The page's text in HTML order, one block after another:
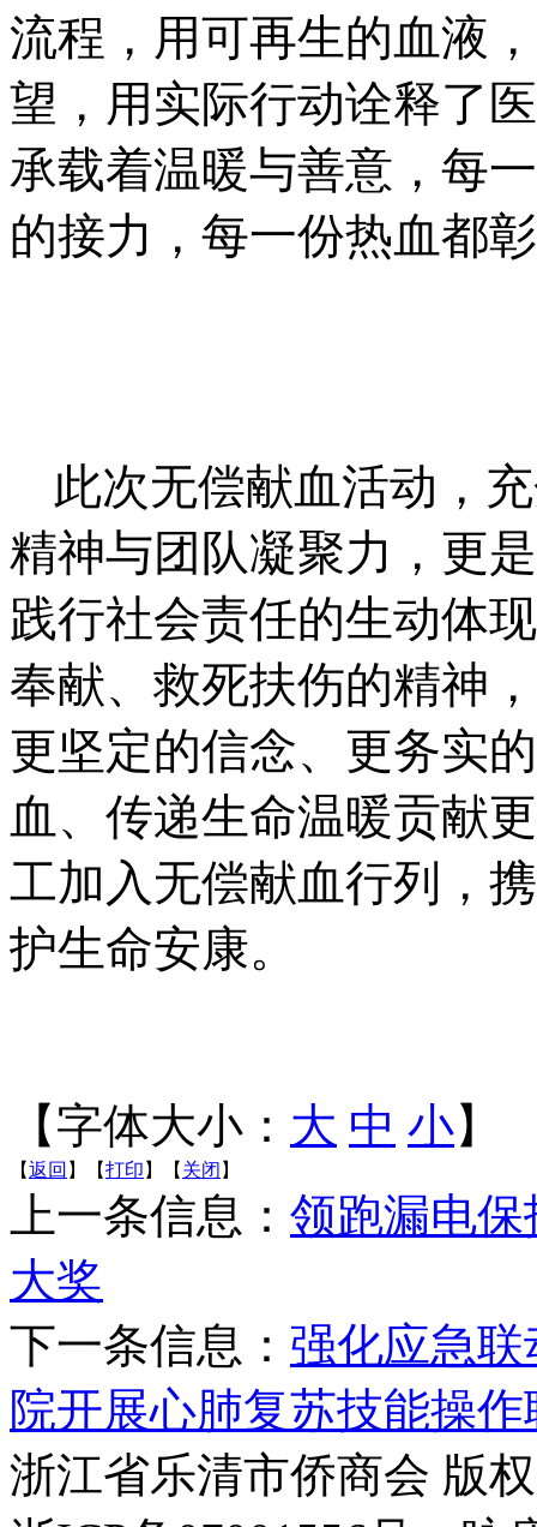
流程，用可再生的血液
望，用实际行动诠释了
承载着温暖与善意，每
的接力，每一份热血都
此次无偿献血活动，
精神与团队凝聚力，更
践行社会责任的生动体
奉献、救死扶伤的精神
更坚定的信念、更务实
血、传递生命温暖贡献
工加入无偿献血行列，
护生命安康。
【字体大小： 大 中 小】
【返回 】【打印 】【 关闭 】
上一条信息： 领跑漏电
大奖
下一条信息： 强化应急
院开展心肺复苏技能操
浙江省乐清市侨商会 版